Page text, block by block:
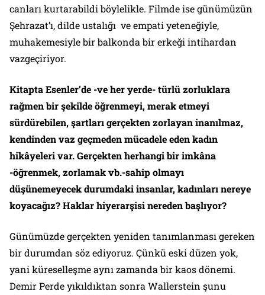
canları kurtarabildi böylelikle. Filmde ise günümüzün
Şehrazat’ı, dilde ustalığı ve empati yeteneğiyle,
muhakemesiyle bir balkonda bir erkeği intihardan
vazgeçiriyor.
Kitapta Esenler’de -ve her yerde- türlü zorluklara
rağmen bir şekilde öğrenmeyi, merak etmeyi
sürdürebilen, şartları gerçekten zorlayan inanılmaz,
kendinden vaz geçmeden mücadele eden kadın
hikâyeleri var. Gerçekten herhangi bir imkâna
-öğrenmek, zorlamak vb.-sahip olmayı
düşünemeyecek durumdaki insanlar, kadınları nereye
koyacağız? Haklar hiyerarşisi nereden başlıyor?
Günümüzde gerçekten yeniden tanımlanması gereken
bir durumdan söz ediyoruz. Çünkü eski düzen yok,
yani küreselleşme aynı zamanda bir kaos dönemi.
Demir Perde yıkıldıktan sonra Wallerstein şunu